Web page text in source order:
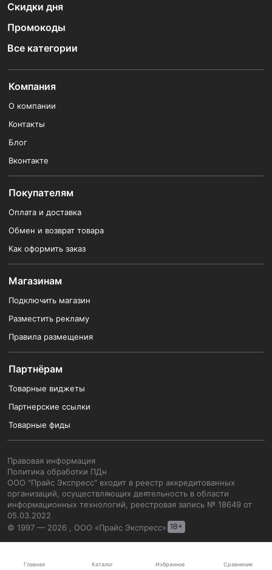
Главная Каталог Избранное Сравнение
Скидки дня
Промокоды
Все категории
Компания
О компании
Контакты
Блог
Вконтакте
Покупателям
Оплата и доставка
Обмен и возврат товара
Как оформить заказ
Магазинам
Подключить магазин
Разместить рекламу
Правила размещения
Партнёрам
Товарные виджеты
Партнерские ссылки
Товарные фиды
Правовая информация
Политика обработки ПДн
ООО "Прайс Экспресс" входит в реестр аккредитованных
организаций, осуществляющих деятельность в области
информационных технологий, реестровая запись № 18649 от
05.03.2022
© 1997 — 2026 , ООО «Прайс Экспресс»